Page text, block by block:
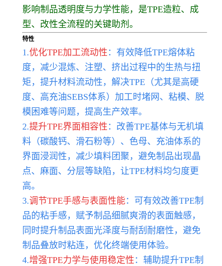
影响制品透明度与力学性能，是TPE造粒、成
型、改性全流程的关键助剂。
特性
1.优化TPE加工流动性 ：有效降低TPE熔体粘
度，减少混炼、注塑、挤出过程中的生热与扭
矩，提升材料流动性，解决TPE（尤其是高硬
度、高充油SEBS体系）加工时堵网、粘模、脱
模困难等问题，提高生产效率。
2.提升TPE界面相容性 ：改善TPE基体与无机填
料（碳酸钙、滑石粉等）、色母、充油体系的
界面浸润性，减少填料团聚，避免制品出现晶
点、麻面、分层等缺陷，让TPE材料均匀度更
高。
3.调节TPE手感与表面性能：可有效改善TPE制
品的粘手感，赋予制品细腻爽滑的表面触感，
同时提升制品表面光泽度与耐刮耐磨性，避免
制品叠放时粘连，优化终端使用体验。
4.增强TPE力学与使用稳定性 ：辅助提升TPE制